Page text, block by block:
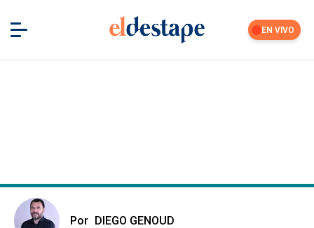
EN VIVO
Por DIEGO GENOUD